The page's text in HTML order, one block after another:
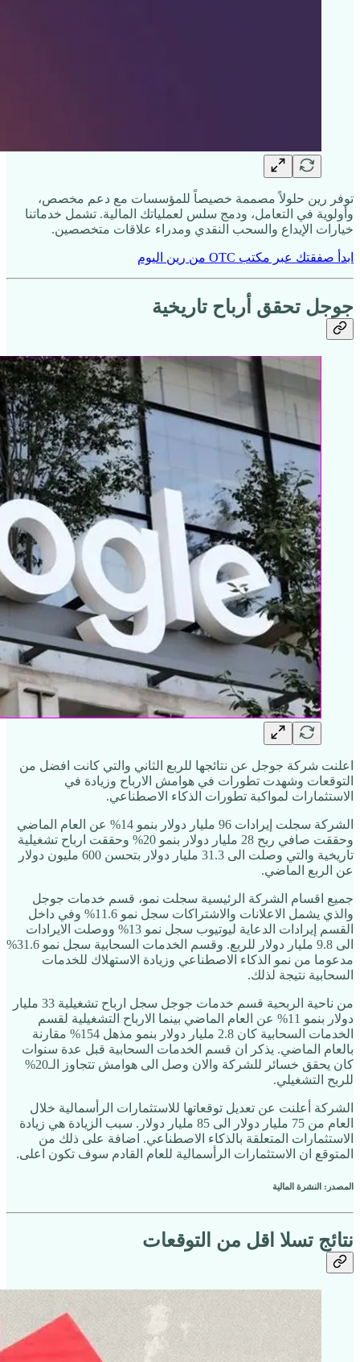
توفر رين حلولاً مصممة خصيصاً للمؤسسات مع دعم مخصص،
وأولوية في التعامل، ودمج سلس لعملياتك المالية. تشمل خدماتنا
خيارات الإيداع والسحب النقدي ومدراء علاقات متخصصين.
ابدأ صفقتك عبر مكتب OTC من رين اليوم
جوجل تحقق أرباح تاريخية
اعلنت شركة جوجل عن نتائجها للربع الثاني والتي كانت افضل من
التوقعات وشهدت تطورات في هوامش الارباح وزيادة في
الاستثمارات لمواكبة تطورات الذكاء الاصطناعي.
الشركة سجلت إيرادات 96 مليار دولار بنمو 14% عن العام الماضي
وحققت صافي ربح 28 مليار دولار بنمو 20% وحققت ارباح تشغيلية
تاريخية والتي وصلت الى 31.3 مليار دولار بتحسن 600 مليون دولار
عن الربع الماضي.
جميع اقسام الشركة الرئيسية سجلت نمو، قسم خدمات جوجل
والذي يشمل الاعلانات والاشتراكات سجل نمو 11.6% وفي داخل
القسم إيرادات الدعاية ليوتيوب سجل نمو 13% ووصلت الايرادات
الى 9.8 مليار دولار للربع. وقسم الخدمات السحابية سجل نمو 31.6%
مدعوما من نمو الذكاء الاصطناعي وزيادة الاستهلاك للخدمات
السحابية نتيجة لذلك.
من ناحية الربحية قسم خدمات جوجل سجل ارباح تشغيلية 33 مليار
دولار بنمو 11% عن العام الماضي بينما الارباح التشغيلية لقسم
الخدمات السحابية كان 2.8 مليار دولار بنمو مذهل 154% مقارنة
بالعام الماضي. يذكر ان قسم الخدمات السحابية قبل عدة سنوات
كان يحقق خسائر للشركة والان وصل الى هوامش تتجاوز الـ20%
للربح التشغيلي.
الشركة أعلنت عن تعديل توقعاتها للاستثمارات الرأسمالية خلال
العام من 75 مليار دولار الى 85 مليار دولار. سبب الزيادة هي زيادة
الاستثمارات المتعلقة بالذكاء الاصطناعي. اضافة على ذلك من
المتوقع ان الاستثمارات الرأسمالية للعام القادم سوف تكون اعلى.
المصدر: النشرة المالية
نتائج تسلا اقل من التوقعات